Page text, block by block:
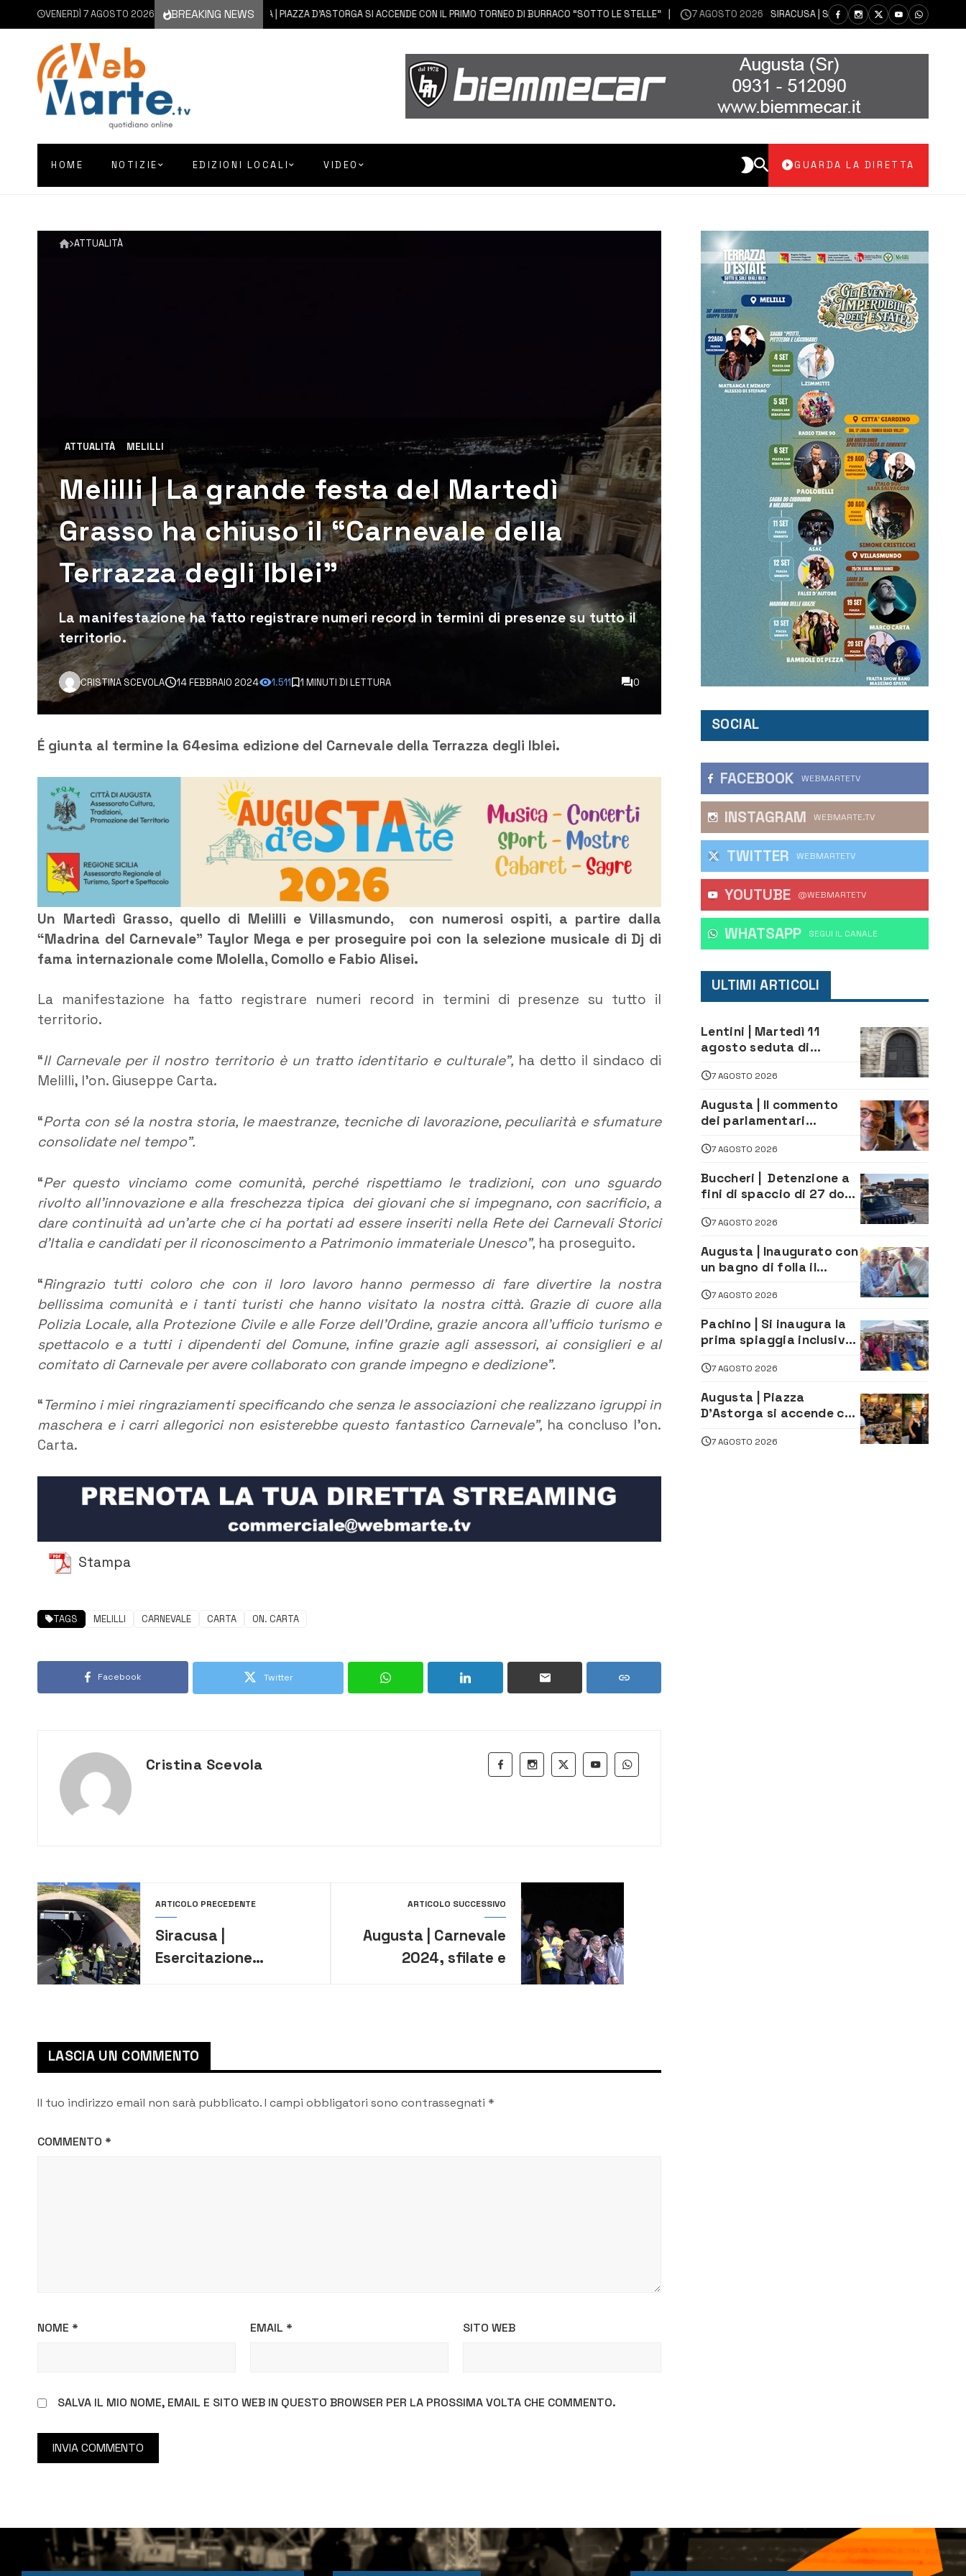
VENERDÌ 7 AGOSTO 2026 BREAKING NEWS
7 AGOSTO 2026 AUGUSTA | PIAZZA D’ASTORGA SI ACCENDE CON IL PRIMO TORNEO DI BURRACO “SOTTO LE STELLE” 7 AGOSTO 2026 SIRACUSA | SIANO MESSI A DISPOSIZIONE DEL
HOME NOTIZIE EDIZIONI LOCALI VIDEO GUARDA LA DIRETTA
ATTUALITÀ
ATTUALITÀ MELILLI
Melilli | La grande festa del Martedì
Grasso ha chiuso il “Carnevale della
Terrazza degli Iblei”
La manifestazione ha fatto registrare numeri record in termini di presenze su tutto il
territorio.
CRISTINA SCEVOLA 14 FEBBRAIO 2024 1.511 1 MINUTI DI LETTURA 0
É giunta al termine la 64esima edizione del Carnevale della Terrazza degli Iblei.
Un Martedì Grasso, quello di Melilli e Villasmundo, con numerosi ospiti, a partire dalla
“Madrina del Carnevale” Taylor Mega e per proseguire poi con la selezione musicale di Dj di
fama internazionale come Molella, Comollo e Fabio Alisei.
La manifestazione ha fatto registrare numeri record in termini di presenze su tutto il
territorio.
“Il Carnevale per il nostro territorio è un tratto identitario e culturale”, ha detto il sindaco di
Melilli, l’on. Giuseppe Carta.
“Porta con sé la nostra storia, le maestranze, tecniche di lavorazione, peculiarità e sfumature
consolidate nel tempo”.
“Per questo vinciamo come comunità, perché rispettiamo le tradizioni, con uno sguardo
rivolto all’innovazione e alla freschezza tipica dei giovani che si impegnano, con sacrificio, a
dare continuità ad un’arte che ci ha portati ad essere inseriti nella Rete dei Carnevali Storici
d’Italia e candidati per il riconoscimento a Patrimonio immateriale Unesco”, ha proseguito.
“Ringrazio tutti coloro che con il loro lavoro hanno permesso di fare divertire la nostra
bellissima comunità e i tanti turisti che hanno visitato la nostra città. Grazie di cuore alla
Polizia Locale, alla Protezione Civile e alle Forze dell’Ordine, grazie ancora all’ufficio turismo e
spettacolo e a tutti i dipendenti del Comune, infine grazie agli assessori, ai consiglieri e al
comitato di Carnevale per avere collaborato con grande impegno e dedizione”.
“Termino i miei ringraziamenti specificando che senza le associazioni che realizzano igruppi in
maschera e i carri allegorici non esisterebbe questo fantastico Carnevale”, ha concluso l’on.
Carta.
Stampa
TAGS MELILLI CARNEVALE CARTA ON. CARTA
Facebook Twitter
Cristina Scevola
ARTICOLO PRECEDENTE
Siracusa |
Esercitazione
nel fine settimana e
nuova chiusura
ARTICOLO SUCCESSIVO
Augusta | Carnevale
2024, sfilate e
LASCIA UN COMMENTO
Il tuo indirizzo email non sarà pubblicato.I campi obbligatori sono contrassegnati *
COMMENTO *
NOME * EMAIL * SITO WEB
SALVA IL MIO NOME, EMAIL E SITO WEB IN QUESTO BROWSER PER LA PROSSIMA VOLTA CHE COMMENTO.
SOCIAL
FACEBOOK WEBMARTETV
INSTAGRAM WEBMARTE.TV
TWITTER WEBMARTETV
YOUTUBE @WEBMARTETV
WHATSAPP ‎SEGUI IL CANALE
ULTIMI ARTICOLI
Lentini | Martedì 11
agosto seduta di
7 AGOSTO 2026
Augusta | Il commento
dei parlamentari
firma del contatto per il
depuratore
7 AGOSTO 2026
Buccheri | Detenzione a
fini di spaccio di 27 dosi
20enni
7 AGOSTO 2026
Augusta | Inaugurato con
un bagno di folla il
Moro
7 AGOSTO 2026
Pachino | Si inaugura la
prima spiaggia inclusiva
assistenza e prevenzione
aperte a tutti
7 AGOSTO 2026
Augusta | Piazza
D’Astorga si accende con
Burraco “Sotto le Stelle”
7 AGOSTO 2026